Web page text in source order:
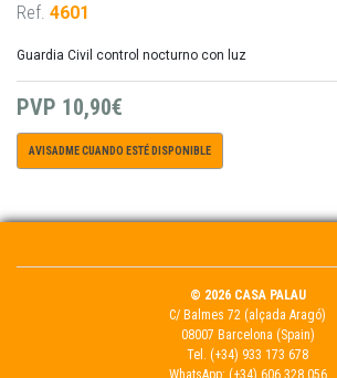
Ref. 4601
Guardia Civil control nocturno con luz
PVP 10,90€
AVISADME CUANDO ESTÉ DISPONIBLE
© 2026 CASA PALAU
C/ Balmes 72 (alçada Aragó)
08007 Barcelona (Spain)
Tel. (+34) 933 173 678
WhatsApp: (+34) 606 328 056